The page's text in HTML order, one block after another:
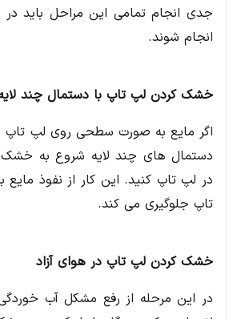
جدی انجام تمامی این مراحل باید
انجام شوند.
خشک کردن لپ تاپ با دستمال چند
اگر مایع به صورت سطحی روی لپ تاپ
دستمال های چند لایه شروع به
در لپ تاپ کنید. این کار از نفوذ
تاپ جلوگیری می کند.
خشک کردن لپ تاپ در هوای آزاد